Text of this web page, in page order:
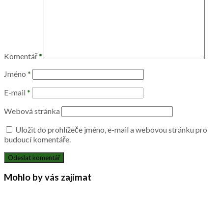
Komentář*
Jméno *
E-mail *
Webová stránka
Uložit do prohlížeče jméno, e-mail a webovou stránku pro
budoucí komentáře.
Mohlo by vás zajímat